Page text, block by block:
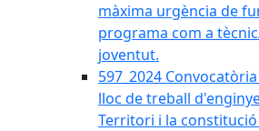
màxima urgència de
programa com a
joventut.
597_2024
lloc de treball
Territori i la